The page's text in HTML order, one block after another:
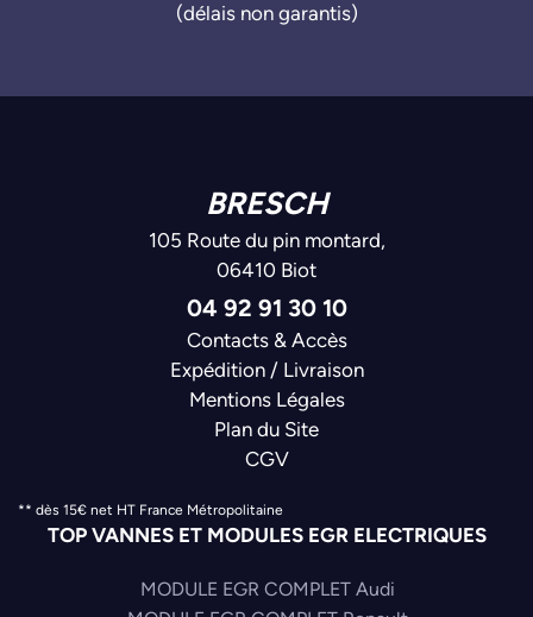
(délais non garantis)
BRESCH
105 Route du pin montard,
06410 Biot
04 92 91 30 10
Contacts & Accès
Expédition / Livraison
Mentions Légales
Plan du Site
CGV
** dès 15€ net HT France Métropolitaine
TOP VANNES ET MODULES EGR ELECTRIQUES
MODULE EGR COMPLET Audi